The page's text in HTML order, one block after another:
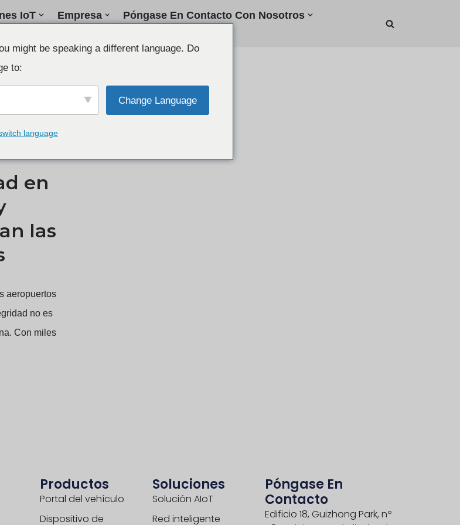
IoT Empresa
Póngase En Contacto Con Nosotros
en
las
aeropuertos
no es
Con miles
Productos
Portal del vehículo
Dispositivo de
Soluciones
Solución AIoT
Red inteligente
Póngase En
Contacto
Edificio 18, Guizhong Park, nº
might be speaking a different language. Do
to:
Change Language
language